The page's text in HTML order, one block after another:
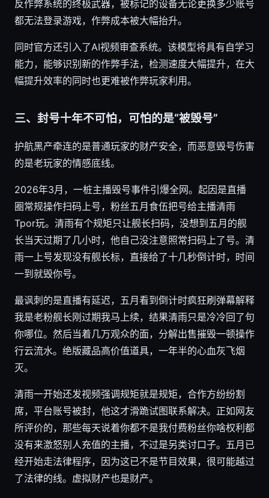
反作弊系统的终极武器，被标记的设备无论更换多少账号
都无法登录游戏，作弊成本被大幅抬升。
同时官方还引入了AI视频审查系统。该模型将具有自学习
能力，能够识别新的作弊手法，检测速度大幅提升，在大
幅提升效率的同时也更难被作弊玩家利用。
三、封号十年不可怕，可怕的是“被毁号”
护航黑产牵连的是普通玩家的财产安全，而恶意毁号伤害
的是老玩家的情感底线。
2026年3月，一桩主播毁号事件引爆全网。起因是直播
圈常规操作扫码上号，粉丝五月食伍把号给主播清雨
Tpor玩。清雨有个规矩只让舰长扫码，没想到五月的舰
长当天过期了几小时，他自己没注意照常扫码上了号。清
雨一上号发现没有舰长标，直接给了十几秒倒计时，时间
一到就毁你号。
最讽刺的是直播有延迟，五月看到倒计时疯狂刷弹幕解释
我是老粉舰长刚过期我马上续，结果清雨只是冷冷回了句
你哪位。然后当着几万观众的面，分解出售摧毁一顿操作
行云流水。绝版藏品高价值道具，一年半的心血灰飞烟
灭。
清雨一开始还发视频强调规矩就是规矩，合作方纷纷割
席，平台账号被封，他这才滑跪试图联系解决。正如网友
所评价的，那些每天说着你都不是我付费粉丝你啥权利都
没有来激怒别人充值的主播，不过是另类讨口子。五月已
经开始走法律程序，因为这已不是节目效果，很可能越过
了法律的线。虚拟财产也是财产。